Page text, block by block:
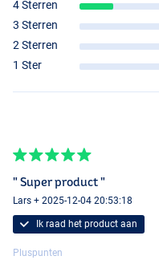
4 Sterren
3 Sterren
2 Sterren
1 Ster
" Super product "
Lars + 2025-12-04 20:53:18
Ik raad het product aan
Pluspunten